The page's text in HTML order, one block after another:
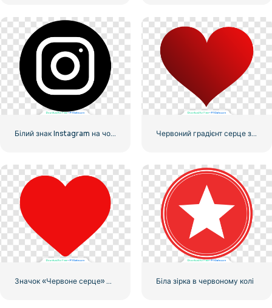
Червоний градієнт серце значок
Значок «Червоне серце» – 3 Біла зірка в червоному колі